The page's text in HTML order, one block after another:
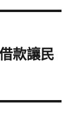
款讓民